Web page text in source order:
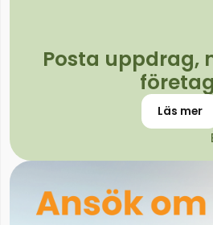
Posta uppdrag,
Läs mer